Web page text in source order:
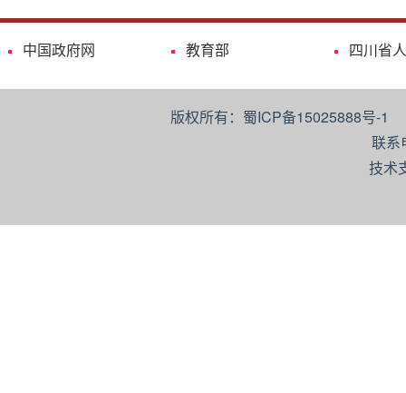
中国政府网 教育部 四川省
版权所有：蜀ICP备15025888号-
联系
技术